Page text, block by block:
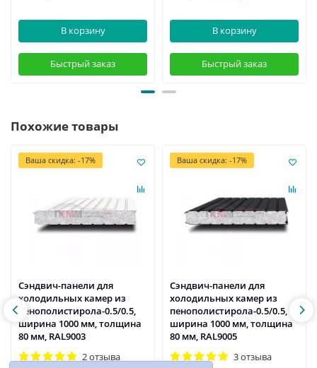
В корзину
Быстрый заказ
В корзину
Быстрый заказ
Похожие товары
Ваша скидка: -17%
Сэндвич-панели для
холодильных камер из
пенополистирола-0.5/0.5,
ширина 1000 мм, толщина
80 мм, RAL9003
2 отзыва
Ваша скидка: -17%
Сэндвич-панели для
холодильных камер из
пенополистирола-0.5/0.5,
ширина 1000 мм, толщина
80 мм, RAL9005
3 отзыва